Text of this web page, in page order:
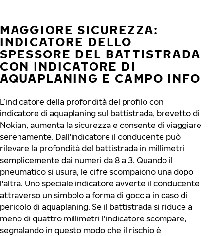
MAGGIORE SICUREZZA:
INDICATORE DELLO
SPESSORE DEL BATTISTRADA
CON INDICATORE DI
AQUAPLANING E CAMPO INFO
L’indicatore della profondità del profilo con
indicatore di aquaplaning sul battistrada, brevetto di
Nokian, aumenta la sicurezza e consente di viaggiare
serenamente. Dall'indicatore il conducente può
rilevare la profondità del battistrada in millimetri
semplicemente dai numeri da 8 a 3. Quando il
pneumatico si usura, le cifre scompaiono una dopo
l'altra. Uno speciale indicatore avverte il conducente
attraverso un simbolo a forma di goccia in caso di
pericolo di aquaplaning. Se il battistrada si riduce a
meno di quattro millimetri l’indicatore scompare,
segnalando in questo modo che il rischio è